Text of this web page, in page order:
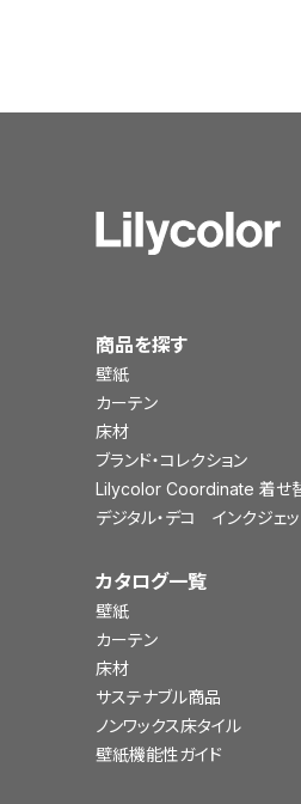
商品を探す
壁紙
カーテン
床材
ブランド・コレクション
Lilycolor Coordinate 着せ替
デジタル・デコ インクジェッ
カタログ一覧
壁紙
カーテン
床材
サステナブル商品
ノンワックス床タイル
壁紙機能性ガイド